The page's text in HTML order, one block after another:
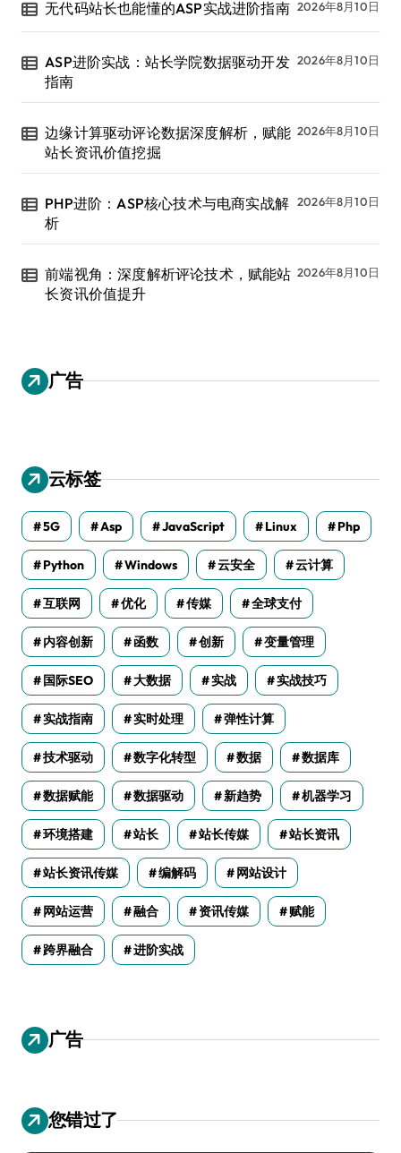
无代码站长也能懂的ASP实战进阶指南 2026年8月10日
ASP进阶实战：站长学院数据驱动开发
指南
2026年8月10日
边缘计算驱动评论数据深度解析，赋能
站长资讯价值挖掘
2026年8月10日
PHP进阶：ASP核心技术与电商实战解
析
2026年8月10日
前端视角：深度解析评论技术，赋能站
长资讯价值提升
2026年8月10日
广告
云标签
5G Asp JavaScript Linux Php
Python Windows 云安全 云计算
互联网 优化 传媒 全球支付
内容创新 函数 创新 变量管理
国际SEO 大数据 实战 实战技巧
实战指南 实时处理 弹性计算
技术驱动 数字化转型 数据 数据库
数据赋能 数据驱动 新趋势 机器学习
环境搭建 站长 站长传媒 站长资讯
站长资讯传媒 编解码 网站设计
网站运营 融合 资讯传媒 赋能
跨界融合 进阶实战
广告
您错过了